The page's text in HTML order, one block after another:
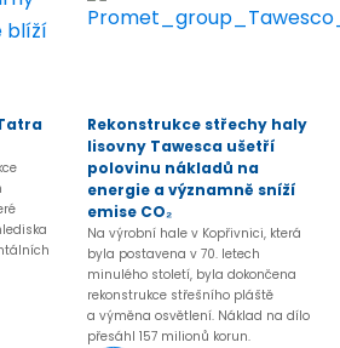
Rekonstrukce střechy haly
lisovny Tawesca ušetří
polovinu nákladů na
energie a významně sníží
emise CO₂
Na výrobní hale v Kopřivnici, která
byla postavena v 70. letech
minulého století, byla dokončena
rekonstrukce střešního pláště
a výměna osvětlení. Náklad na dílo
přesáhl 157 milionů korun.